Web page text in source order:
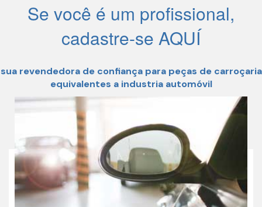
Se você é um profissional,
cadastre-se AQUÍ
sua revendedora de confiança para peças de carroçaria
equivalentes a industria automóvil